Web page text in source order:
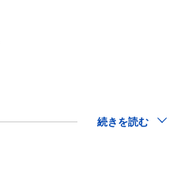
続きを読む